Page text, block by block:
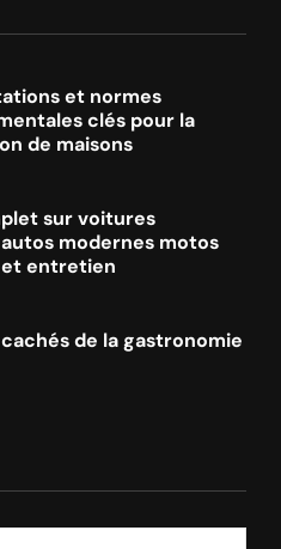
et normes
clés pour la
de maisons
sur voitures
modernes motos
entretien
de la gastronomie